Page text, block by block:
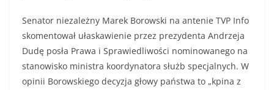
Senator niezależny Marek Borowski na antenie TVP Info
skomentował ułaskawienie przez prezydenta Andrzeja
Dudę posła Prawa i Sprawiedliwości nominowanego na
stanowisko ministra koordynatora służb specjalnych. W
opinii Borowskiego decyzja głowy państwa to „kpina z